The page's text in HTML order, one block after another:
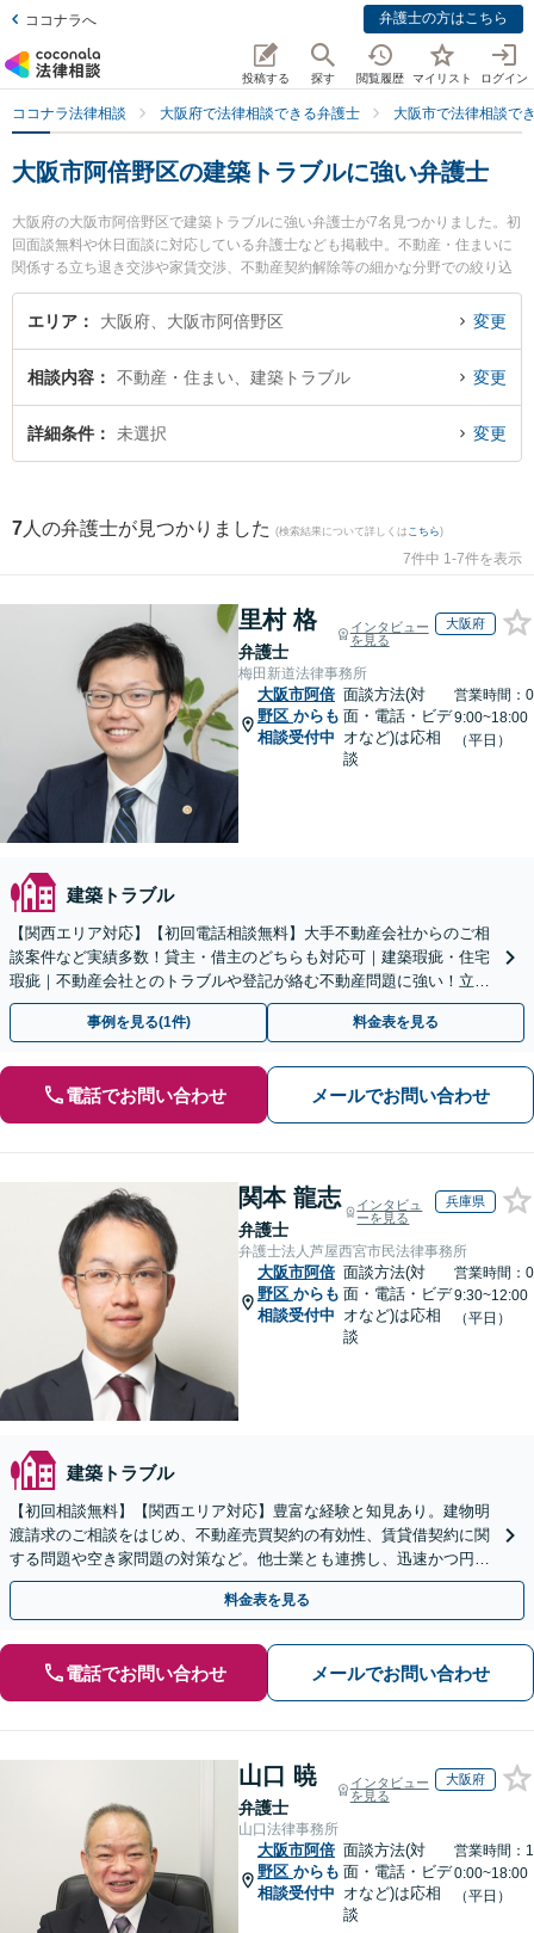
ココナラへ 弁護士の方はこちら
投稿する 探す 閲覧履歴 マイリスト ログイン
ココナラ法律相談 大阪府で法律相談できる弁護士 大阪市で法律相談で
大阪市阿倍野区の建築トラブルに強い弁護士
大阪府の大阪市阿倍野区で建築トラブルに強い弁護士が7名見つかりました。初
回面談無料や休日面談に対応している弁護士なども掲載中。不動産・住まいに
関係する立ち退き交渉や家賃交渉、不動産契約解除等の細かな分野での絞り込
み検索もでき便利です。特に阿倍野なみはや法律事務所の髙橋 優弁護士や天王
寺総合法律事務所の大前 貴子弁護士、あべの総合法律事務所の井上 信弁護士の
したい』『建築トラブルのトラブル解決の実績豊富な近くの弁護士を検索した
い』『初回相談無料で建築トラブルを法律相談できる大阪市阿倍野区内の弁護
士に相談予約したい』などでお困りの相談者さんにおすすめです。
エリア 大阪府、大阪市阿倍野区 変更
相談内容 不動産・住まい、建築トラブル 変更
詳細条件 未選択 変更
7 人の弁護士が見つかりました (検索結果について詳しくは こちら)
7件中 1-7件を表示
里村 格
弁護士
インタビュー
を見る
大阪府
梅田新道法律事務所
大阪市阿倍
野区 からも
相談受付中
面談方法(対
面・電話・ビデ
オなど)は応相
談
営業時間：0
9:00~18:00
（平日）
建築トラブル
【関西エリア対応】【初回電話相談無料】大手不動産会社からのご相
談案件など実績多数！貸主・借主のどちらも対応可｜建築瑕疵・住宅
瑕疵｜不動産会社とのトラブルや登記が絡む不動産問題に強い！立ち
退き／建物の明け渡し請求【Zooｍ相談可】
事例を見る(1件) 料金表を見る
電話でお問い合わせ メールでお問い合わせ
関本 龍志
弁護士
インタビュ
ーを見る
兵庫県
弁護士法人芦屋西宮市民法律事務所
大阪市阿倍
野区 からも
相談受付中
面談方法(対
面・電話・ビデ
オなど)は応相
談
営業時間：0
9:30~12:00
（平日）
建築トラブル
【初回相談無料】【関西エリア対応】豊富な経験と知見あり。建物明
渡請求のご相談をはじめ、不動産売買契約の有効性、賃貸借契約に関
する問題や空き家問題の対策など。他士業とも連携し、迅速かつ円滑
な解決を目指します【顧問契約】【西宮北口駅3分】
料金表を見る
電話でお問い合わせ メールでお問い合わせ
山口 暁
弁護士
インタビュー
を見る
大阪府
山口法律事務所
大阪市阿倍
野区 からも
相談受付中
面談方法(対
面・電話・ビデ
オなど)は応相
談
営業時間：1
0:00~18:00
（平日）